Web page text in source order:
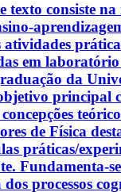
texto consiste
em
da
principal
de Física
práticas/
Fundamenta-
processos